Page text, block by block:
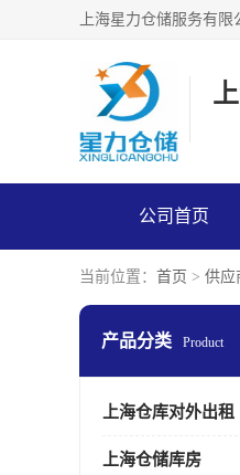
公司首页
当前位置： 首页 > 供应
产品分类 Product
上海仓库对外出租
上海仓储库房